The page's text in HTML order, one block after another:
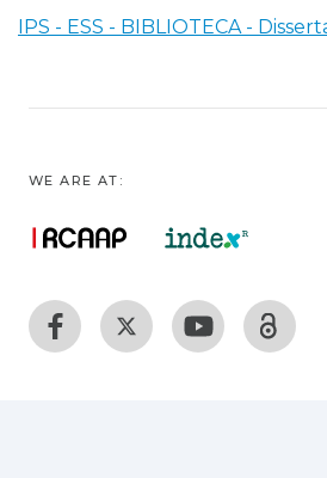
IPS - ESS - BIBLIOTECA -
WE ARE AT: